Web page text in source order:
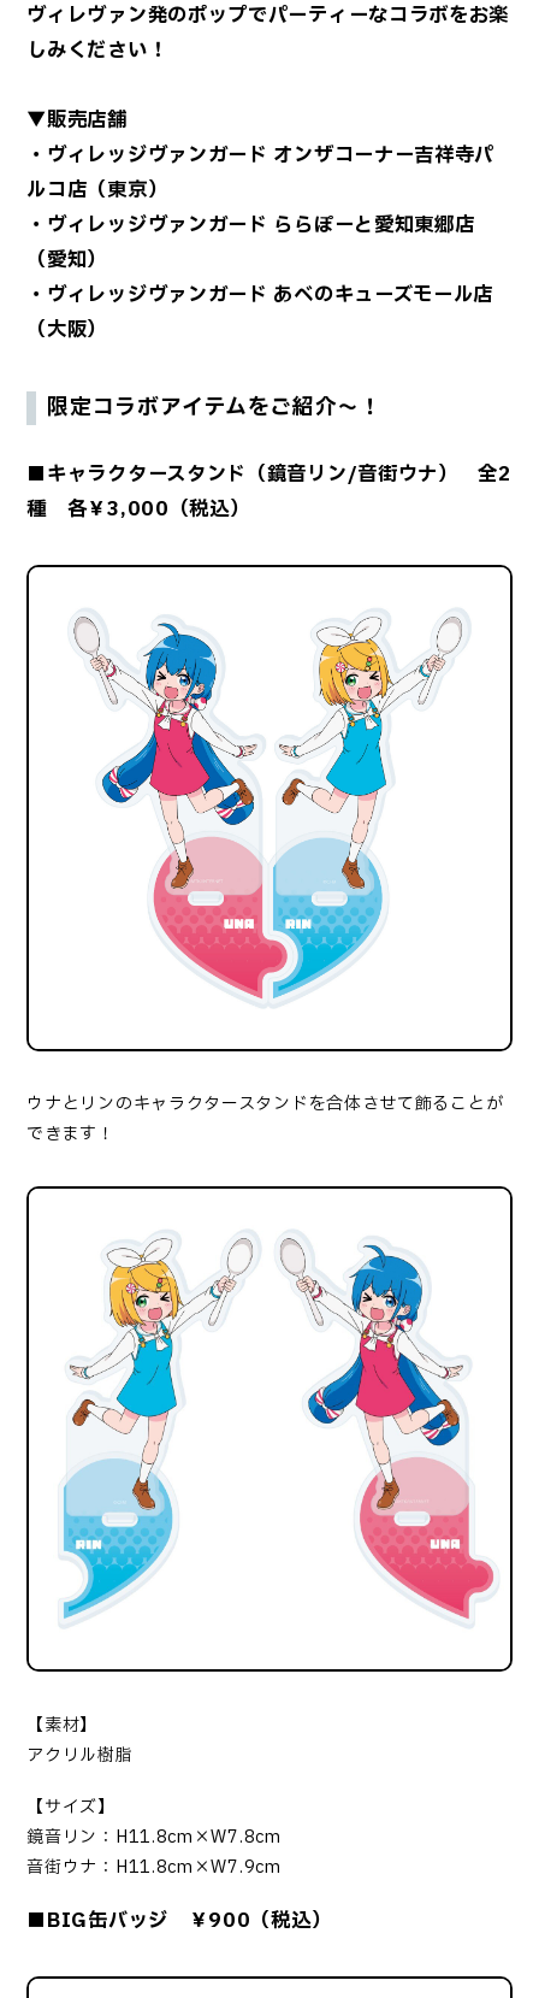
ヴィレヴァン発のポップでパーティーなコラボをお楽
しみください！
▼販売店舗
・ヴィレッジヴァンガード オンザコーナー吉祥寺パ
ルコ店（東京）
・ヴィレッジヴァンガード ららぽーと愛知東郷店
（愛知）
・ヴィレッジヴァンガード あべのキューズモール店
（大阪）
限定コラボアイテムをご紹介～！
■キャラクタースタンド（鏡音リン/音街ウナ） 全2
種 各￥3,000（税込）
ウナとリンのキャラクタースタンドを合体させて飾ることが
できます！
【素材】
アクリル樹脂
【サイズ】
鏡音リン：H11.8cm×W7.8cm
音街ウナ：H11.8cm×W7.9cm
■BIG缶バッジ ￥900（税込）